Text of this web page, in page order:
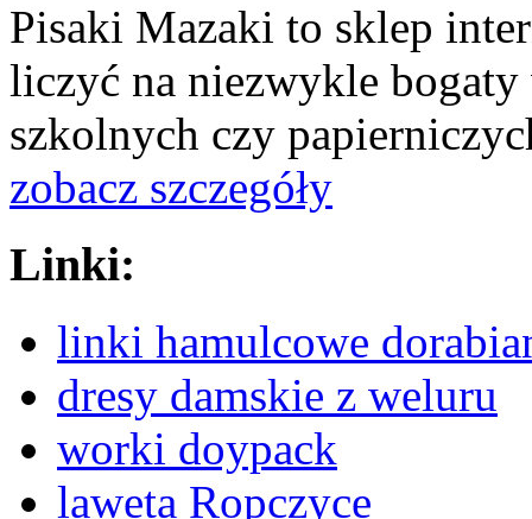
Pisaki Mazaki to sklep
liczyć na niezwykle
szkolnych czy
zobacz szczegóły
Linki:
linki hamulcowe
dresy damskie z weluru
worki doypack
laweta Ropczyce